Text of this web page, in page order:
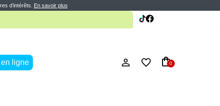
d’intérêts. En savoir plus
ligne 0